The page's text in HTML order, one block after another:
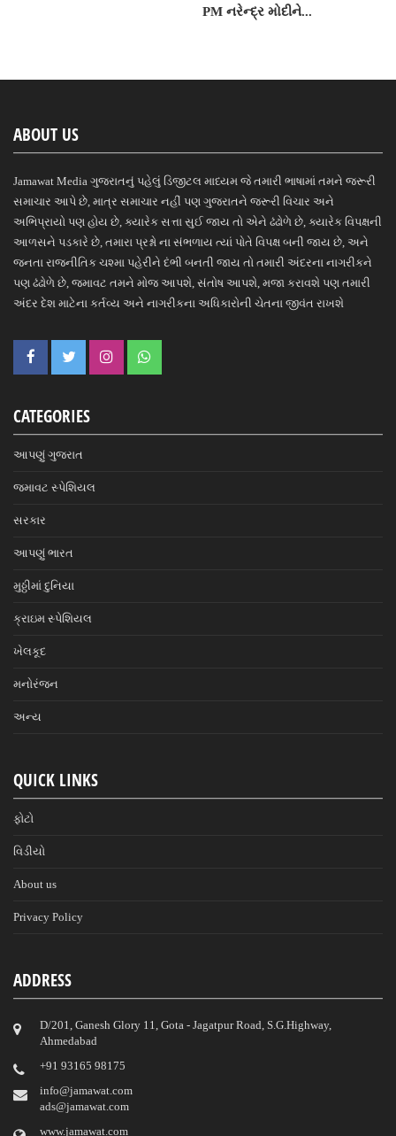
PM નરેન્દ્ર મોદીને...
ABOUT US
Jamawat Media ગુજરાતનું પહેલું ડિજીટલ માધ્યમ જે તમારી ભાષામાં તમને જરૂરી
સમાચાર આપે છે, માત્ર સમાચાર નહીં પણ ગુજરાતને જરૂરી વિચાર અને
અભિપ્રાયો પણ હોય છે, ક્યારેક સત્તા સુઈ જાય તો એને ઢંઢોળે છે, ક્યારેક વિપક્ષની
આળસને પડકારે છે, તમારા પ્રશ્નો ના સંભળાય ત્યાં પોતે વિપક્ષ બની જાય છે, અને
જનતા રાજનીતિક ચશ્મા પહેરીને દંભી બનતી જાય તો તમારી અંદરના નાગરીકને
પણ ઢંઢોળે છે, જમાવટ તમને મોજ આપશે, સંતોષ આપશે, મજા કરાવશે પણ તમારી
અંદર દેશ માટેના કર્તવ્ય અને નાગરીકના અધિકારોની ચેતના જીવંત રાખશે
CATEGORIES
આપણું ગુજરાત
જમાવટ સ્પેશિયલ
સરકાર
આપણું ભારત
મુઠ્ઠીમાં દુનિયા
ક્રાઇમ સ્પેશિયલ
ખેલકૂદ
મનોરંજન
અન્ય
QUICK LINKS
ફોટો
વિડીયો
About us
Privacy Policy
ADDRESS
D/201, Ganesh Glory 11, Gota - Jagatpur Road, S.G.Highway,
Ahmedabad
‎+91 93165 98175
info@jamawat.com
ads@jamawat.com
www.jamawat.com